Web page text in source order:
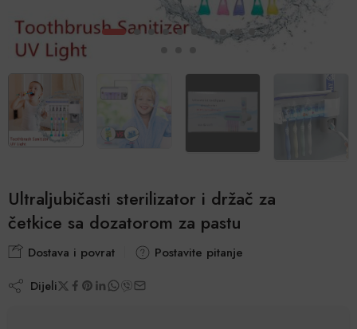
Ultraljubičasti sterilizator i držač za
četkice sa dozatorom za pastu
Dostava i povrat Postavite pitanje
Dijeli